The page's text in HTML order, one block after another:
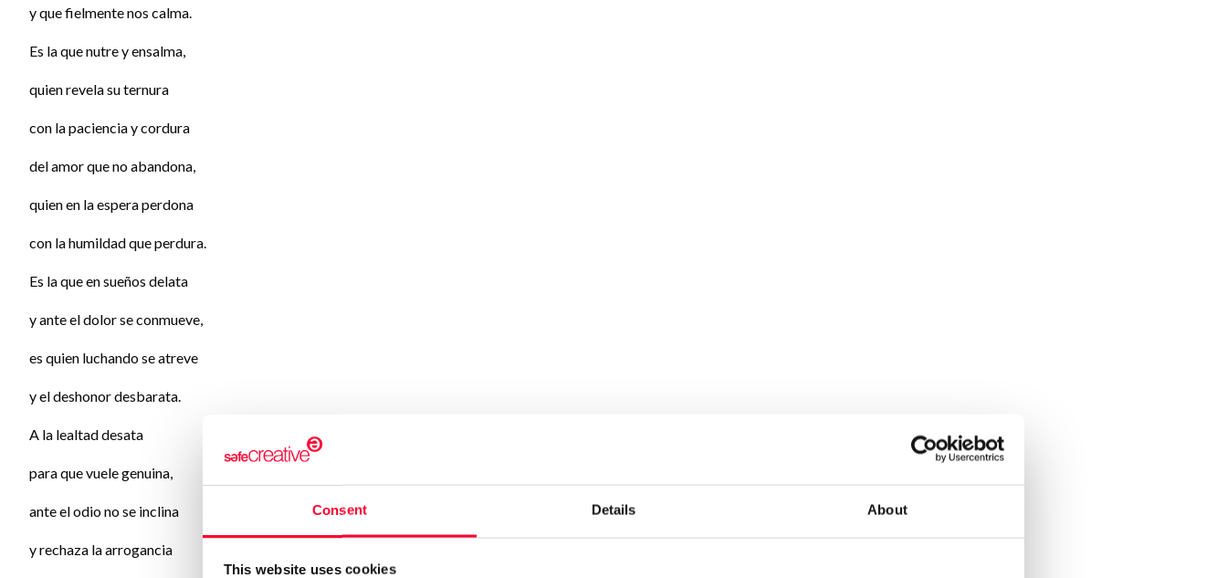
Consent Details About
This website uses cookies
y que fielmente nos calma.
Es la que nutre y ensalma,
quien revela su ternura
con la paciencia y cordura
del amor que no abandona,
quien en la espera perdona
con la humildad que perdura.
Es la que en sueños delata
y ante el dolor se conmueve,
es quien luchando se atreve
y el deshonor desbarata.
A la lealtad desata
para que vuele genuina,
ante el odio no se inclina
y rechaza la arrogancia